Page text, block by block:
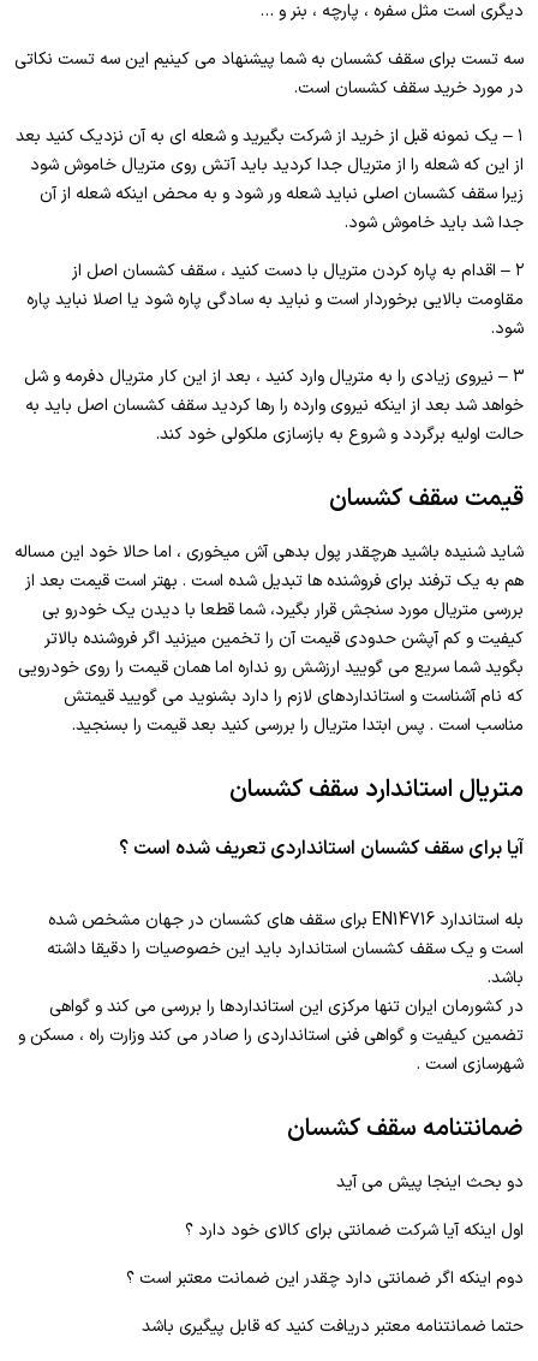
دیگری است مثل سفره ، پارچه ، بنر و …
سه تست برای سقف کشسان به شما پیشنهاد می کینیم این سه تست نکاتی
در مورد خرید سقف کشسان است.
۱ – یک نمونه قبل از خرید از شرکت بگیرید و شعله ای به آن نزدیک کنید بعد
از این که شعله را از متریال جدا کردید باید آتش روی متریال خاموش شود
زیرا سقف کشسان اصلی نباید شعله ور شود و به محض اینکه شعله از آن
جدا شد باید خاموش شود.
۲ – اقدام به پاره کردن متریال با دست کنید ، سقف کشسان اصل از
مقاومت بالایی برخوردار است و نباید به سادگی پاره شود یا اصلا نباید پاره
شود.
۳ – نیروی زیادی را به متریال وارد کنید ، بعد از این کار متریال دفرمه و شل
خواهد شد بعد از اینکه نیروی وارده را رها کردید سقف کشسان اصل باید به
حالت اولیه برگردد و شروع به بازسازی ملکولی خود کند.
قیمت سقف کشسان
شاید شنیده باشید هرچقدر پول بدهی آش میخوری ، اما حالا خود این مساله
هم به یک ترفند برای فروشنده ها تبدیل شده است . بهتر است قیمت بعد از
بررسی متریال مورد سنجش قرار بگیرد، شما قطعا با دیدن یک خودرو بی
کیفیت و کم آپشن حدودی قیمت آن را تخمین میزنید اگر فروشنده بالاتر
بگوید شما سریع می گویید ارزشش رو نداره اما همان قیمت را روی خودرویی
که نام آشناست و استانداردهای لازم را دارد بشنوید می گویید قیمتش
مناسب است . پس ابتدا متریال را بررسی کنید بعد قیمت را بسنجید.
متریال استاندارد سقف کشسان
آیا برای سقف کشسان استانداردی تعریف شده است ؟
بله استاندارد EN14716 برای سقف های کشسان در جهان مشخص شده
است و یک سقف کشسان استاندارد باید این خصوصیات را دقیقا داشته
باشد.
در کشورمان ایران تنها مرکزی این استانداردها را بررسی می کند و گواهی
تضمین کیفیت و گواهی فنی استانداردی را صادر می کند وزارت راه ، مسکن و
شهرسازی است .
ضمانتنامه سقف کشسان
دو بحث اینجا پیش می آید
اول اینکه آیا شرکت ضمانتی برای کالای خود دارد ؟
دوم اینکه اگر ضمانتی دارد چقدر این ضمانت معتبر است ؟
حتما ضمانتنامه معتبر دریافت کنید که قابل پیگیری باشد